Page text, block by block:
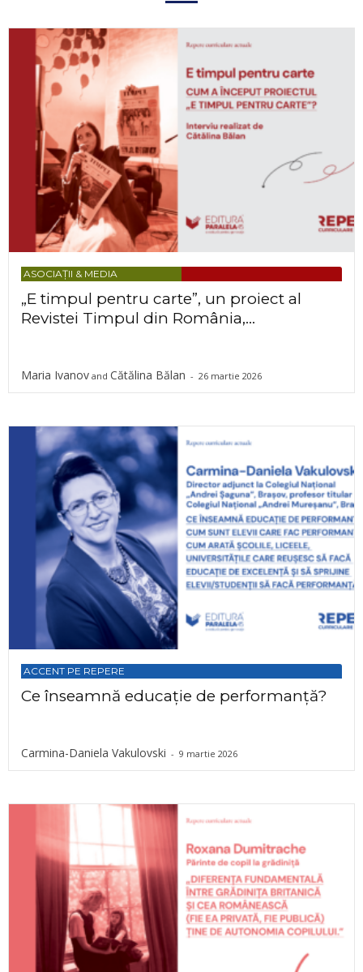
ASOCIAȚII & MEDIA
„E timpul pentru carte”, un proiect al
Revistei Timpul din România,...
Maria Ivanov and Cătălina Bălan - 26 martie 2026
ACCENT PE REPERE
Ce înseamnă educație de performanță?
Carmina-Daniela Vakulovski - 9 martie 2026